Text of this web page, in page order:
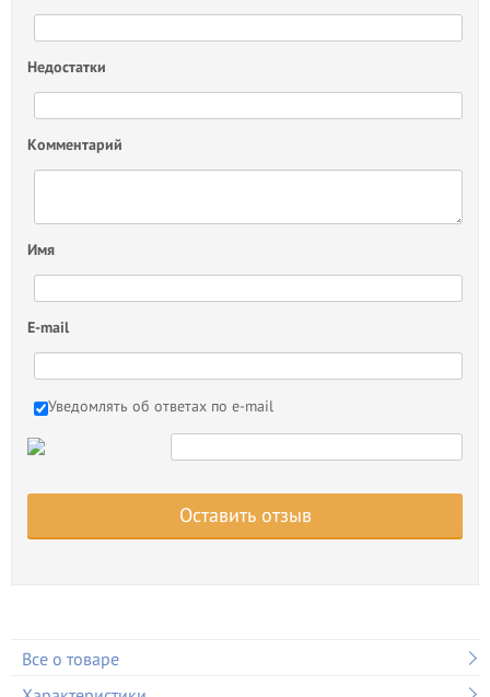
Недостатки
Комментарий
Имя
E-mail
Уведомлять об ответах по e-mail
Оставить отзыв
Все о товаре